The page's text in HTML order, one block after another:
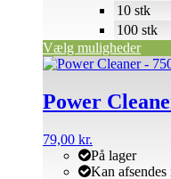
Vælg muligheder
10 stk
100 stk
Power
79,00 kr.
På lager
Kan afsendes